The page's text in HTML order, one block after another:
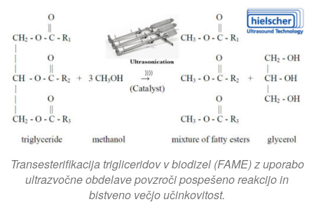
Transesterifikacija trigliceridov v biodizel (FAME) z uporabo
ultrazvočne obdelave povzroči pospešeno reakcijo in
bistveno večjo učinkovitost.